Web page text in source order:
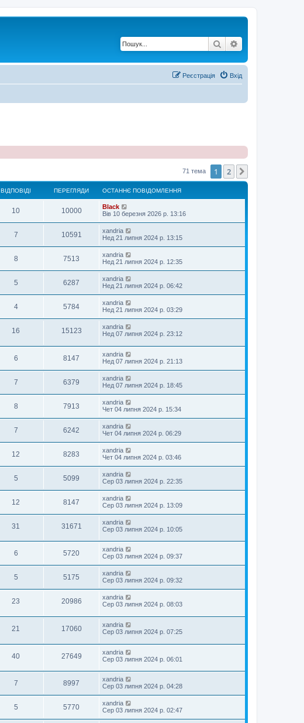
Пошук
Вхід
Реєстрація
71 тема 1 2
ВІДПОВІДІ ПЕРЕГЛЯДИ ОСТАННЄ ПОВІДОМЛЕННЯ
10 10000
Black
Вів 10 березня 2026 р. 13:16
7 10591
xandria
Нед 21 липня 2024 р. 13:15
8 7513
xandria
Нед 21 липня 2024 р. 12:35
5 6287
xandria
Нед 21 липня 2024 р. 06:42
4 5784
xandria
Нед 21 липня 2024 р. 03:29
16 15123
xandria
Нед 07 липня 2024 р. 23:12
6 8147
xandria
Нед 07 липня 2024 р. 21:13
7 6379
xandria
Нед 07 липня 2024 р. 18:45
8 7913
xandria
Чет 04 липня 2024 р. 15:34
7 6242
xandria
Чет 04 липня 2024 р. 06:29
12 8283
xandria
Чет 04 липня 2024 р. 03:46
5 5099
xandria
Сер 03 липня 2024 р. 22:35
12 8147
xandria
Сер 03 липня 2024 р. 13:09
31 31671
xandria
Сер 03 липня 2024 р. 10:05
6 5720
xandria
Сер 03 липня 2024 р. 09:37
5 5175
xandria
Сер 03 липня 2024 р. 09:32
23 20986
xandria
Сер 03 липня 2024 р. 08:03
21 17060
xandria
Сер 03 липня 2024 р. 07:25
40 27649
xandria
Сер 03 липня 2024 р. 06:01
7 8997
xandria
Сер 03 липня 2024 р. 04:28
5 5770
xandria
Сер 03 липня 2024 р. 02:47